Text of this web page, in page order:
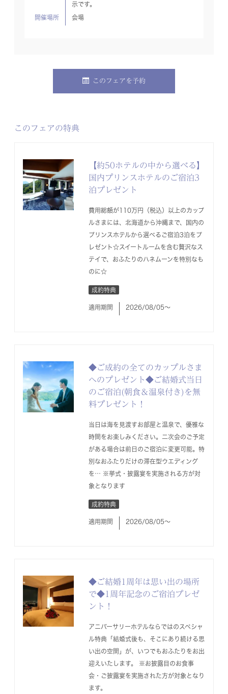
示です。
開催場所 会場
このフェアを予約
このフェアの特典
【約50ホテルの中から選べる】
国内プリンスホテルのご宿泊3
泊プレゼント
費用総額が110万円（税込）以上のカップ
ルさまには、北海道から沖縄まで、国内の
プリンスホテルから選べるご宿泊3泊をプ
レゼント☆スイートルームを含む贅沢なス
テイで、おふたりのハネムーンを特別なも
のに☆
成約特典
適用期間 2026/08/05〜
◆ご成約の全てのカップルさま
へのプレゼント◆ご結婚式当日
のご宿泊(朝食＆温泉付き)を無
料プレゼント！
当日は海を見渡すお部屋と温泉で、優雅な
時間をお楽しみください。二次会のご予定
がある場合は前日のご宿泊に変更可能。特
別なおふたりだけの滞在型ウエディング
を… ※挙式・披露宴を実施される方が対
象となります
成約特典
適用期間 2026/08/05〜
◆ご結婚1周年は思い出の場所
で◆1周年記念のご宿泊プレゼ
ント！
アニバーサリーホテルならではのスペシャ
ル特典「結婚式後も、そこにあり続ける思
い出の空間」が、いつでもおふたりをお出
迎えいたします。 ※お披露目のお食事
会・ご披露宴を実施された方が対象となり
ます。